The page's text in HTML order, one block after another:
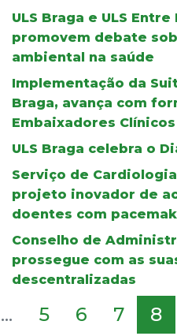
ULS Braga e ULS
promovem debate
ambiental na saúde
Implementação da
Braga, avança com
Embaixadores Clínicos
ULS Braga celebra o
Serviço de
projeto inovador de
doentes com
Conselho de
prossegue com as
descentralizadas
... 5 6 7 8